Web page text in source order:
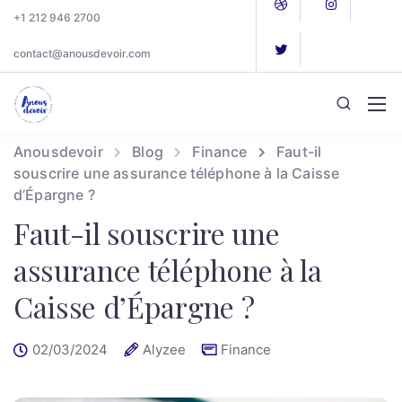
+1 212 946 2700
contact@anousdevoir.com
Anousdevoir Blog Finance
Faut-il
souscrire une assurance téléphone à la Caisse
d’Épargne ?
Faut-il souscrire une
assurance téléphone à la
Caisse d’Épargne ?
02/03/2024 Alyzee Finance